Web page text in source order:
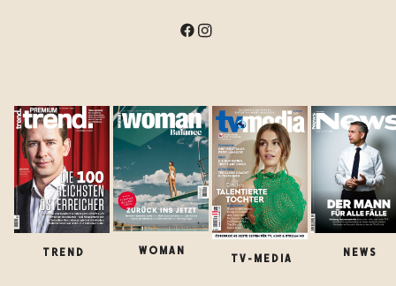
TREND WOMAN
TV-MEDIA
NEWS